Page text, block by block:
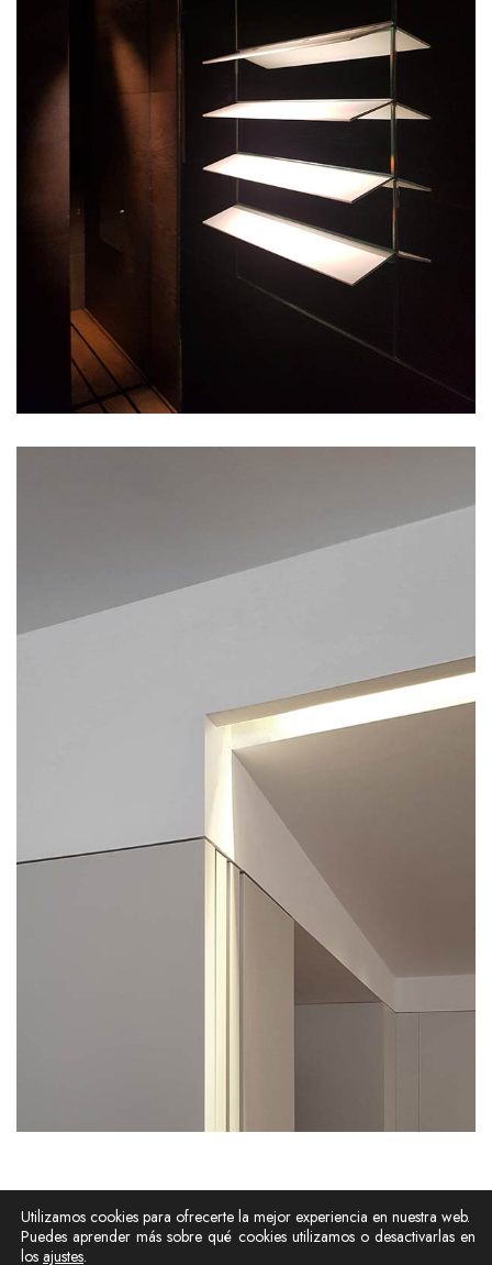
© 2026 GB ARQUITECTOS • All Rights Reserved.
Utilizamos cookies para ofrecerte la mejor experiencia en nuestra web.
Puedes aprender más sobre qué cookies utilizamos o desactivarlas en
los ajustes.